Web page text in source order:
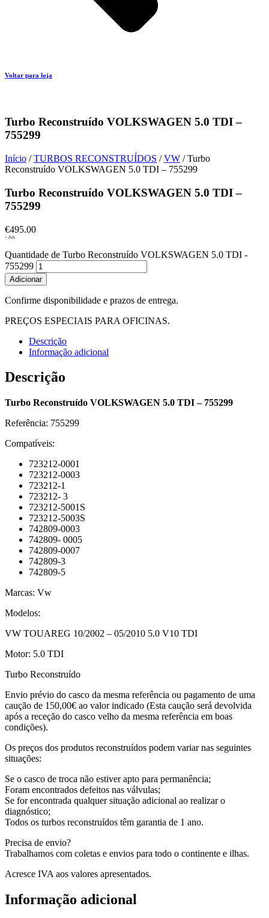
Voltar para loja
Turbo Reconstruído VOLKSWAGEN 5.0 TDI –
755299
Início /TURBOS RECONSTRUÍDOS /VW / Turbo
Reconstruído VOLKSWAGEN 5.0 TDI – 755299
Turbo Reconstruído VOLKSWAGEN 5.0 TDI –
755299
€495.00
+ IVA
Quantidade de Turbo Reconstruído VOLKSWAGEN 5.0 TDI -
755299
Adicionar
Confirme disponibilidade e prazos de entrega.
PREÇOS ESPECIAIS PARA OFICINAS.
Descrição
Informação adicional
Descrição
Turbo Reconstruído VOLKSWAGEN 5.0 TDI – 755299
Referência: 755299
Compatíveis:
723212-0001
723212-0003
723212-1
723212- 3
723212-5001S
723212-5003S
742809-0003
742809- 0005
742809-0007
742809-3
742809-5
Marcas: Vw
Modelos:
VW TOUAREG 10/2002 – 05/2010 5.0 V10 TDI
Motor: 5.0 TDI
Turbo Reconstruído
Envio prévio do casco da mesma referência ou pagamento de uma
caução de 150,00€ ao valor indicado (Esta caução será devolvida
após a receção do casco velho da mesma referência em boas
condições).
Os preços dos produtos reconstruídos podem variar nas seguintes
situações:
Se o casco de troca não estiver apto para permanência;
Foram encontrados defeitos nas válvulas;
Se for encontrada qualquer situação adicional ao realizar o
diagnóstico;
Todos os turbos reconstruídos têm garantia de 1 ano.
Precisa de envio?
Trabalhamos com coletas e envios para todo o continente e ilhas.
Acresce IVA aos valores apresentados.
Informação adicional